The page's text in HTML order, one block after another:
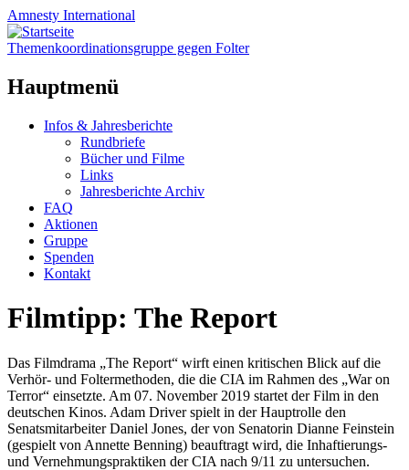
Amnesty International
Themenkoordinationsgruppe gegen Folter
Hauptmenü
Zum
Infos & Jahresberichte
Rundbriefe
Bücher und Filme
Links
Jahresberichte Archiv
FAQ
Aktionen
Gruppe
Spenden
Kontakt
Filmtipp: The Report
Das Filmdrama „The Report“ wirft einen kritischen Blick auf die
Verhör- und Foltermethoden, die die CIA im Rahmen des „War on
Terror“ einsetzte. Am 07. November 2019 startet der Film in den
deutschen Kinos. Adam Driver spielt in der Hauptrolle den
Senatsmitarbeiter Daniel Jones, der von Senatorin Dianne Feinstein
(gespielt von Annette Benning) beauftragt wird, die Inhaftierungs-
und Vernehmungspraktiken der CIA nach 9/11 zu untersuchen.